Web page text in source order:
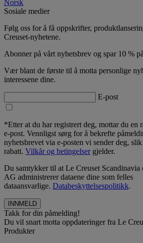
Norsk
Sosiale medier
Følg oss for å få oppskrifter,
Creuset-nyhetene.
Abonner på vårt nyhetsbrev og spar 10 %
Vær blant de første til å motta personlige
interessene dine.
E-post
*Etter at du har registrert deg, mottar du en
e-post. Vennligst sørg for å bekrefte
nyhetsbrevet via e-posten vi sender deg,
rabatt. Vilkår og betingelsergjelder.
Du samtykker til at Le Creuset Scandinavia
AG administrerer dataene dine som felles
dataansvarlige. Databeskyttelsespolitikk.
Takk for din påmelding!
Du vil snart motta oppdateringer fra Le
Produkter